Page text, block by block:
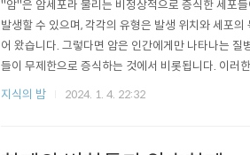
"암"은 암세포라 불리는 비정상적으로 증식한 세포
발생할 수 있으며, 각각의 유형은 발생 위치와 세포
어 왔습니다. 그렇다면 암은 인간에게만 나타나는
들이 무제한으로 증식하는 것에서 비롯됩니다. 이러
종양은 주변 조직을 침범하여 다른 부위로 확산할 수
지식의 밤 2024. 1. 4. 22:32